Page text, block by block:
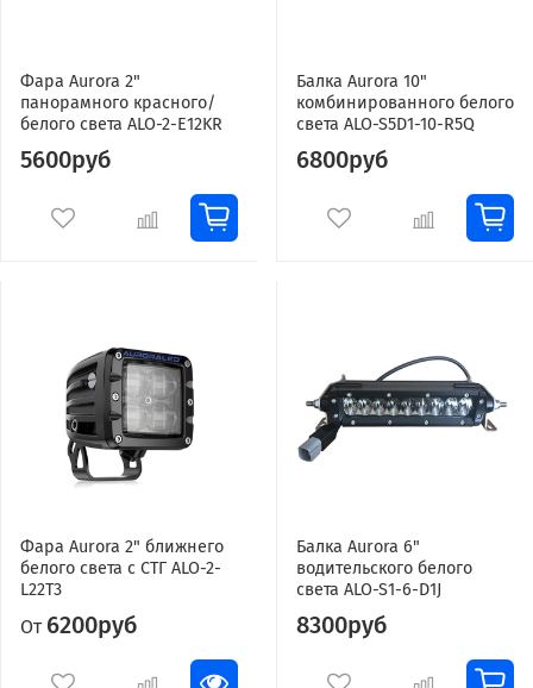
Фара Aurora 2"
панорамного красного/
белого света ALO-2-E12KR
5600руб
Балка Aurora 10"
комбинированного белого
света ALO-S5D1-10-R5Q
6800руб
Фара Aurora 2" ближнего
белого света с СТГ ALO-2-
L22T3
От 6200руб
Балка Aurora 6"
водительского белого
света ALO-S1-6-D1J
8300руб